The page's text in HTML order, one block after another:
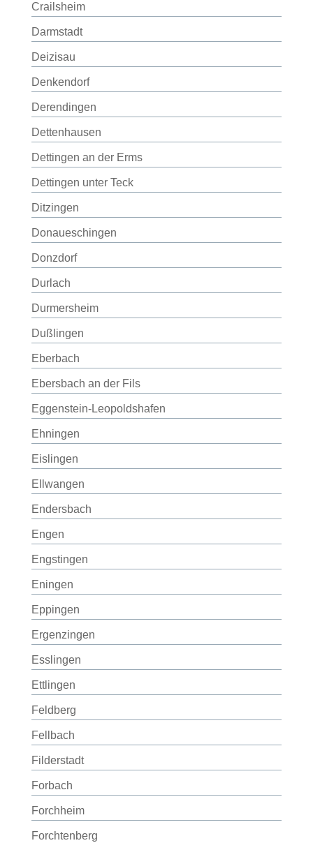
Crailsheim
Darmstadt
Deizisau
Denkendorf
Derendingen
Dettenhausen
Dettingen an der Erms
Dettingen unter Teck
Ditzingen
Donaueschingen
Donzdorf
Durlach
Durmersheim
Dußlingen
Eberbach
Ebersbach an der Fils
Eggenstein-Leopoldshafen
Ehningen
Eislingen
Ellwangen
Endersbach
Engen
Engstingen
Eningen
Eppingen
Ergenzingen
Esslingen
Ettlingen
Feldberg
Fellbach
Filderstadt
Forbach
Forchheim
Forchtenberg